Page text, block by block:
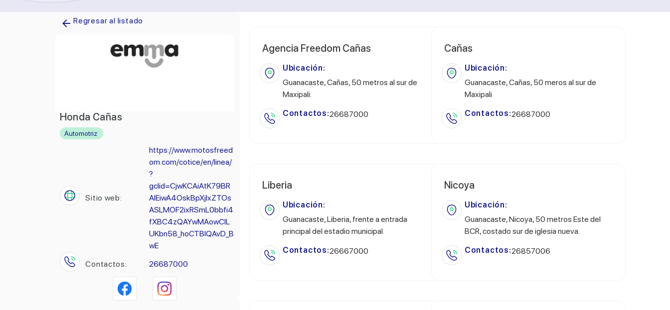
Regresar al listado
Honda Cañas
Automotriz
Sitio web:
https://www.motosfreed
om.com/cotice/en/linea/
?
gclid=CjwKCAiAtK79BR
AIEiwA4OskBpXjlxZTOs
ASLMOF2ixRSmL0bbfi4
fXBC4zQAYwMAowClL
UKbn58_hoCTBIQAvD_B
wE
Contactos:
26687000
Agencia Freedom Cañas
Ubicación:
Guanacaste, Cañas, 50 metros al sur de
Maxipali.
Contactos:26687000
Cañas
Ubicación:
Guanacaste, Cañas, 50 meros al sur de
Maxipali
Contactos:26687000
Liberia
Ubicación:
Guanacaste, Liberia, frente a entrada
principal del estadio municipal.
Contactos:26667000
Nicoya
Ubicación:
Guanacaste, Nicoya, 50 metros Este del
BCR, costado sur de iglesia nueva.
Contactos:26857006